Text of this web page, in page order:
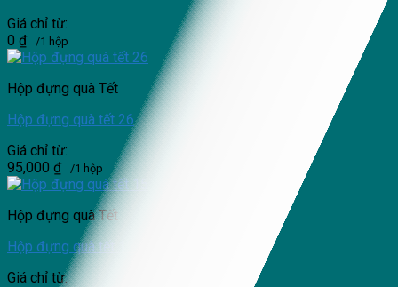
Giá chỉ từ:
0 ₫ /1 hộp
Hộp đựng quà Tết
Hộp đựng quà tết 26
Giá chỉ từ:
95,000 ₫ /1 hộp
Hộp đựng quà Tết
Hộp đựng quà tết 15
Giá chỉ từ: